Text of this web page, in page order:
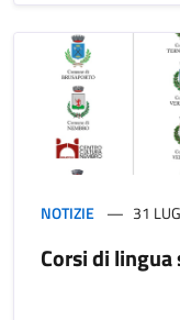
NOTIZIE 31
Corsi di